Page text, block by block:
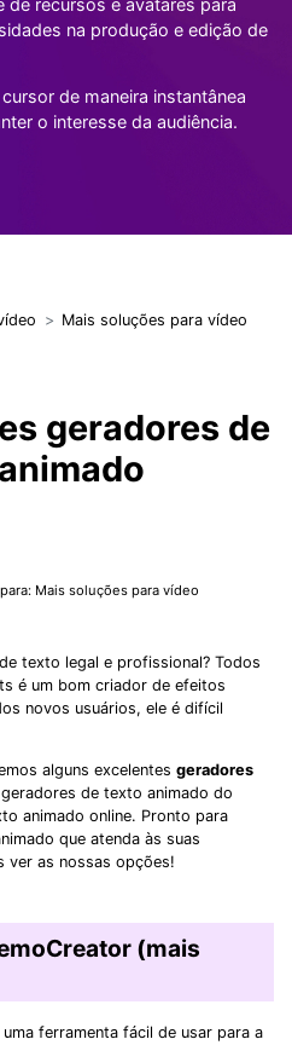
de recursos e avatares para
na produção e edição de
de maneira instantânea
o interesse da audiência.
Mais soluções para vídeo
geradores de
Mais soluções para vídeo
texto legal e profissional? Todos
é um bom criador de efeitos
novos usuários, ele é difícil
alguns excelentes geradores
de texto animado do
animado online. Pronto para
que atenda às suas
ver as nossas opções!
(mais
uma ferramenta fácil de usar para a